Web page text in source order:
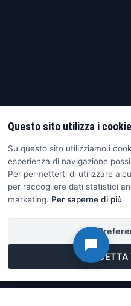
Questo sito utilizza i cookie
Su questo sito utilizziamo i
esperienza di navigazione
Per permetterti di utilizzare
per raccogliere dati statistici
marketing. Per saperne di più